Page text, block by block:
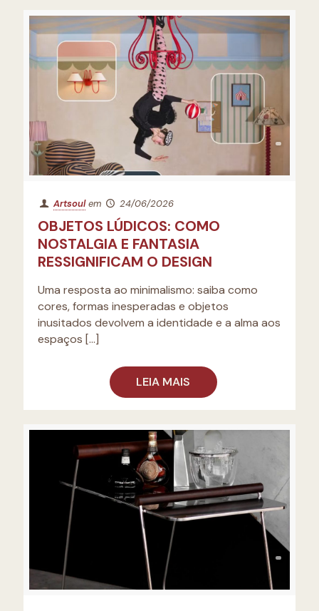
Artsoul em 24/06/2026
OBJETOS LÚDICOS: COMO
NOSTALGIA E FANTASIA
RESSIGNIFICAM O DESIGN
Uma resposta ao minimalismo: saiba como
cores, formas inesperadas e objetos
inusitados devolvem a identidade e a alma aos
espaços […]
LEIA MAIS